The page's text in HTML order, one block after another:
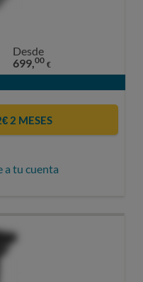
Desde
699,00 €
2 MESES
a tu cuenta